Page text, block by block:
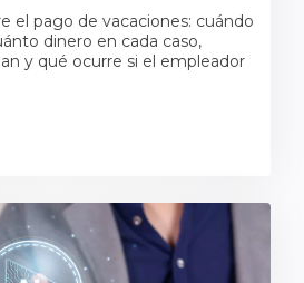
el pago de vacaciones: cuándo
dinero en cada caso,
y qué ocurre si el empleador